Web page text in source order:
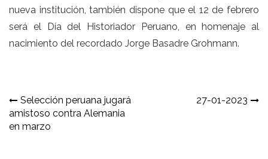
nueva institución, también dispone que el 12 de febrero
será el Día del Historiador Peruano, en homenaje al
nacimiento del recordado Jorge Basadre Grohmann.
Navegación
de
Selección peruana jugará
amistoso contra Alemania
en marzo
27-01-2023